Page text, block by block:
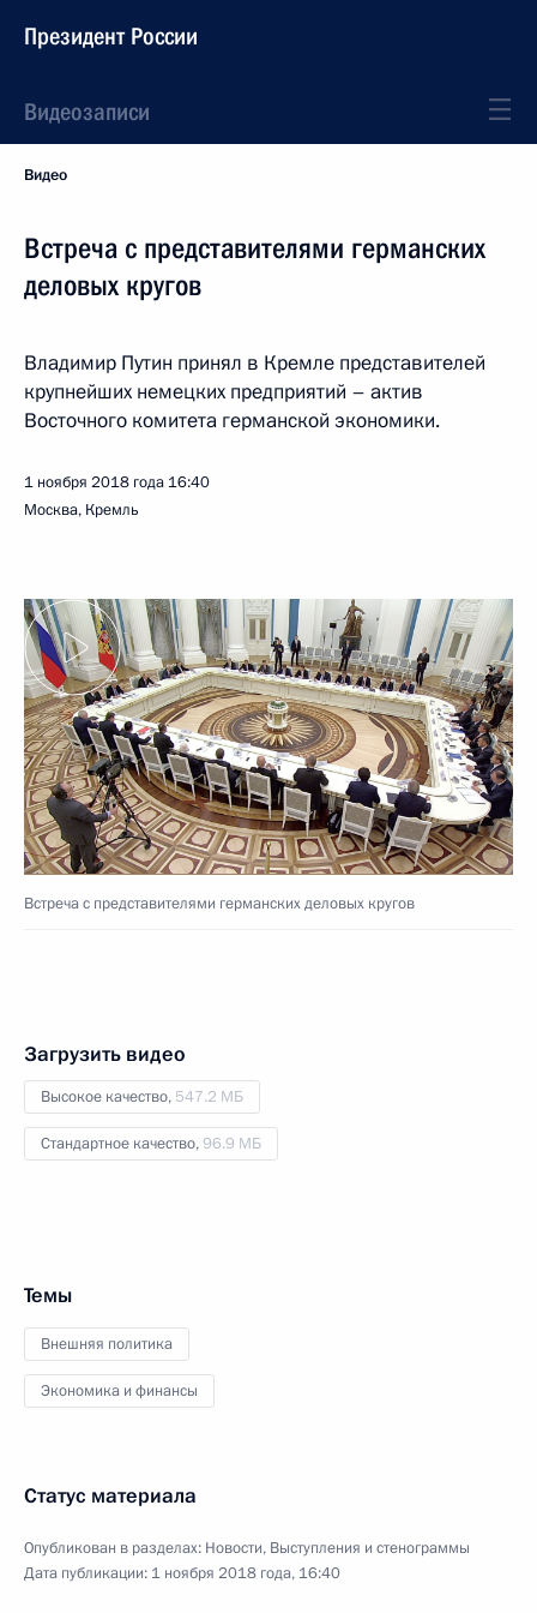
Президент России
Видеозаписи
Видео
Встреча с представителями германских
деловых кругов
Владимир Путин принял в Кремле представителей
крупнейших немецких предприятий – актив
Восточного комитета германской экономики.
1 ноября 2018 года 16:40
Москва, Кремль
Встреча с представителями германских деловых кругов
Загрузить видео
Высокое качество, 547.2 МБ
Стандартное качество,96.9 МБ
Темы
Внешняя политика
Экономика и финансы
Статус материала
Опубликован в разделах: Новости, Выступления и стенограммы
Дата публикации: 1 ноября 2018 года, 16:40